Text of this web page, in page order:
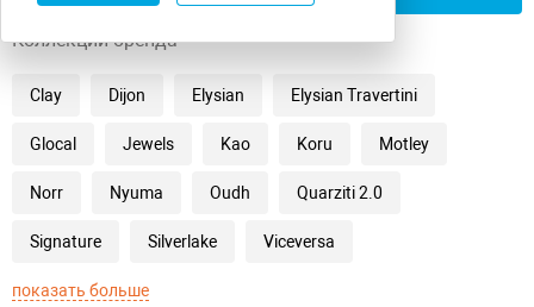
Коллекции бренда
Clay Dijon Elysian Elysian Travertini
Glocal Jewels Kao Koru Motley
Norr Nyuma Oudh Quarziti 2.0
Signature Silverlake Viceversa
показать больше